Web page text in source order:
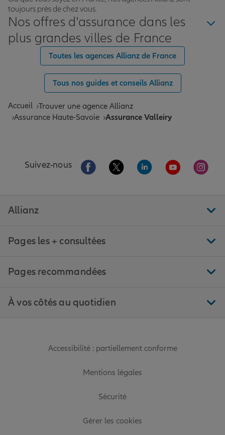
toujours près de chez vous.
Nos offres d'assurance dans les
plus grandes villes de France
Toutes les agences Allianz de France
Tous nos guides et conseils Allianz
Accueil Trouver une agence Allianz
Assurance Haute-Savoie Assurance Valleiry
Suivez-nous Aller sur la page Facebook de Allianz
Aller sur la page Twitter de
Aller sur la page
Aller sur la
Aller
Allianz
Pages les + consultées
Pages recommandées
À vos côtés au quotidien
Accessibilité : partiellement conforme
Mentions légales
Sécurité
Gérer les cookies